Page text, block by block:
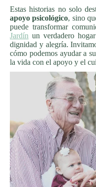
Estas historias no solo
apoyo psicológico, sino
puede transformar
Jardín un verdadero
dignidad y alegría.
cómo podemos ayudar a
la vida con el apoyo y el